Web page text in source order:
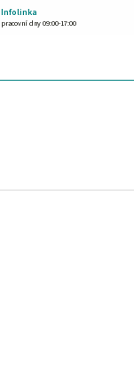
Infolinka
pracovní dny 09:00-17:00